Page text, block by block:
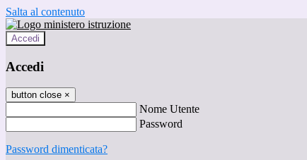
Salta al contenuto
Accedi
Accedi
button close ×
Nome Utente
Password
Password dimenticata?